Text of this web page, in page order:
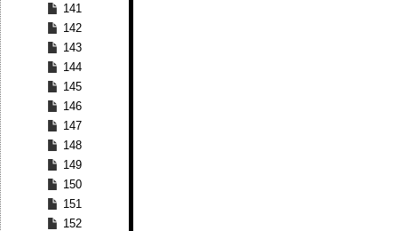
141
142
143
144
145
146
147
148
149
150
151
152